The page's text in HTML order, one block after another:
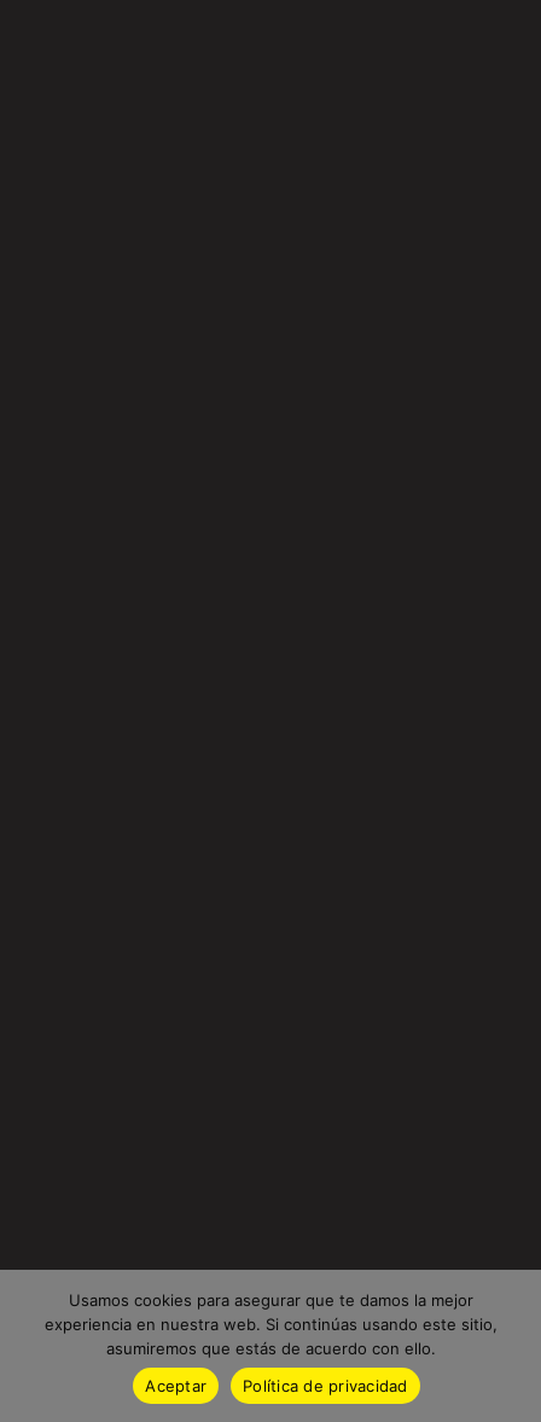
Usamos cookies para asegurar que te damos la mejor
experiencia en nuestra web. Si continúas usando este sitio,
asumiremos que estás de acuerdo con ello.
Aceptar
Política de privacidad